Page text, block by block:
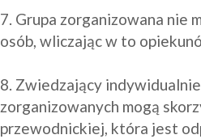
7. Grupa zorganizowana nie
osób, wliczając w to
8. Zwiedzający
zorganizowanych mogą
przewodnickiej, która jest